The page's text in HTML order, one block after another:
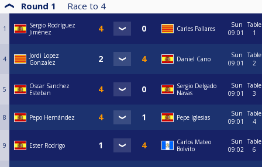
Round 1 Race to 4
1
Sergio Rodríguez
Jiménez
Carles Pallares
Sun
09:01
Table
1
4
Jordi Lopez
Gonzalez
Daniel Cano
Sun
09:01
Table
2
5
Oscar Sanchez
Esteban
Sergio Delgado
Navas
Sun
09:01
Table
3
8 Pepo Hernández Pepe Iglesias
Sun
09:01
Table
4
9 Ester Rodrigo
Carlos Mateo
Bolvito
Sun
09:02
Table
6